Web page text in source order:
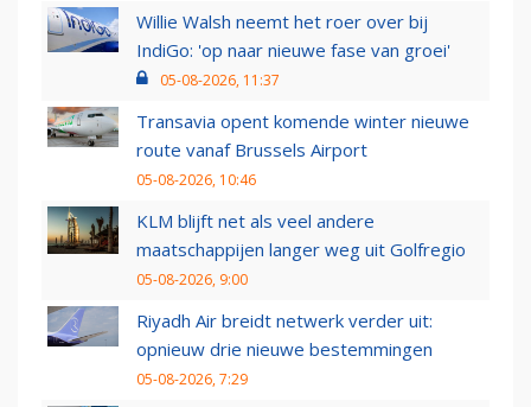
Willie Walsh neemt het roer over bij
IndiGo: 'op naar nieuwe fase van groei'
05-08-2026, 11:37
Transavia opent komende winter nieuwe
route vanaf Brussels Airport
05-08-2026, 10:46
KLM blijft net als veel andere
maatschappijen langer weg uit Golfregio
05-08-2026, 9:00
Riyadh Air breidt netwerk verder uit:
opnieuw drie nieuwe bestemmingen
05-08-2026, 7:29